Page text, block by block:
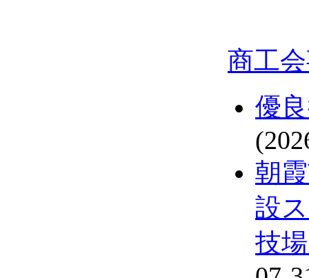
商工
優
朝
設
技